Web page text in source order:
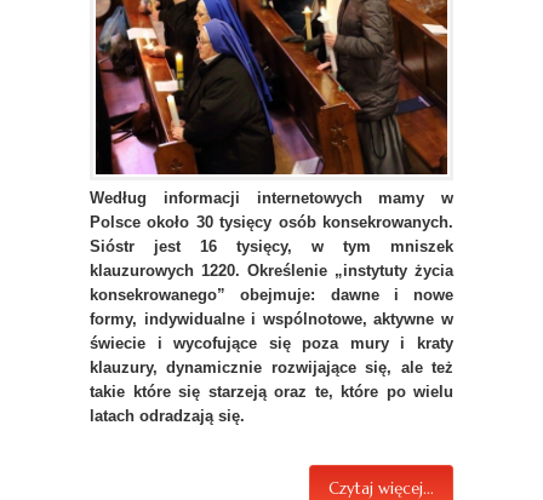
Według informacji internetowych mamy w
Polsce około 30 tysięcy osób konsekrowanych.
Sióstr jest 16 tysięcy, w tym mniszek
klauzurowych 1220. Określenie „instytuty życia
konsekrowanego” obejmuje: dawne i nowe
formy, indywidualne i wspólnotowe, aktywne w
świecie i wycofujące się poza mury i kraty
klauzury, dynamicznie rozwijające się, ale też
takie które się starzeją oraz te, które po wielu
latach odradzają się.
Czytaj więcej...